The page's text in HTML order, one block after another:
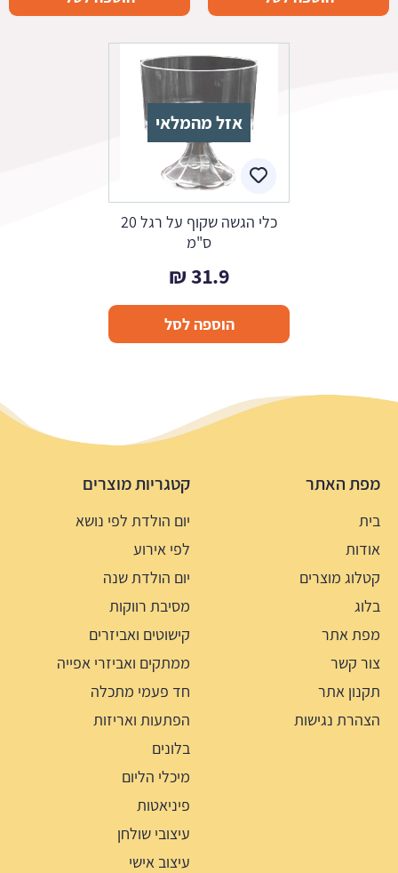
אזל מהמלאי
כלי הגשה שקוף על רגל 20
ס"מ
31.9
₪
הוספה לסל
מפת האתר
בית
אודות
קטלוג מוצרים
בלוג
מפת אתר
צור קשר
תקנון אתר
הצהרת נגישות
קטגריות מוצרים
יום הולדת לפי נושא
לפי אירוע
יום הולדת שנה
מסיבת רווקות
קישוטים ואביזרים
ממתקים ואביזרי אפייה
חד פעמי מתכלה
הפתעות ואריזות
בלונים
מיכלי הליום
פיניאטות
עיצובי שולחן
עיצוב אישי